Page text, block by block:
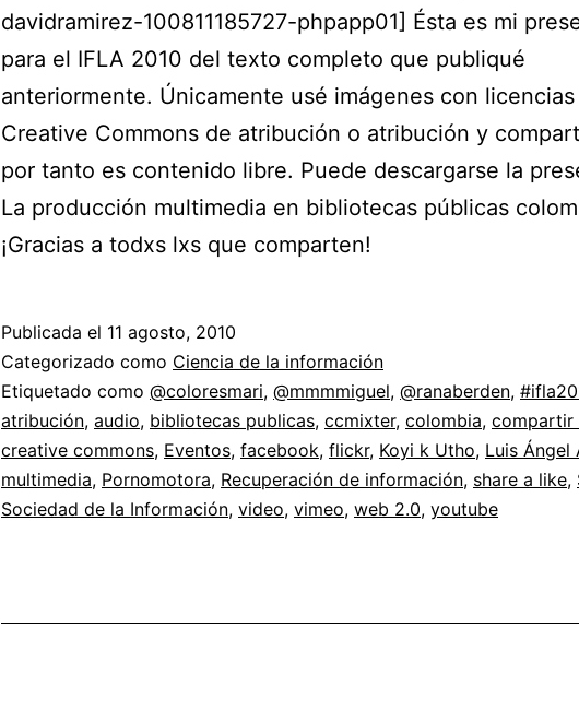
davidramirez-100811185727-phpapp01] Ésta es mi
para el IFLA 2010 del texto completo que publiqué
anteriormente. Únicamente usé imágenes con licencias
Creative Commons de atribución o atribución y
por tanto es contenido libre. Puede descargarse la
La producción multimedia en bibliotecas públicas
¡Gracias a todxs lxs que comparten!
Publicada el 11 agosto, 2010
Categorizado como Ciencia de la información
Etiquetado como @coloresmari, @mmmmiguel, @ranaberden,
atribución, audio, bibliotecas publicas, ccmixter, colombia, compartir
creative commons, Eventos, facebook, flickr, Koyi k Utho, Luis Ángel
multimedia, Pornomotora, Recuperación de información, share a like,
Sociedad de la Información, video, vimeo, web 2.0, youtube